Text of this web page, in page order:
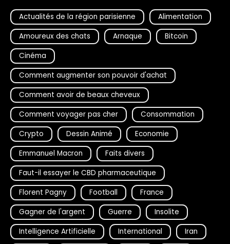
Actualités de la région parisienne
Alimentation
Amoureux des chats
Arnaque
Bitcoin
Cinéma
Comment augmenter son pouvoir d'achat
Comment avoir de beaux cheveux
Comment voyager pas cher
Consommation
Crypto
Dessin Animé
Economie
Emmanuel Macron
Faits divers
Faut-il essayer le CBD pharmaceutique
Florent Pagny
Football
France
Gagner de l'argent
Guerre
Insolite
Intelligence Artificielle
International Iran